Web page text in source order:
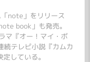
note」をリリース
book」も発売。
マ『オー！マイ・ボ
続テレビ小説『カムカ
している。